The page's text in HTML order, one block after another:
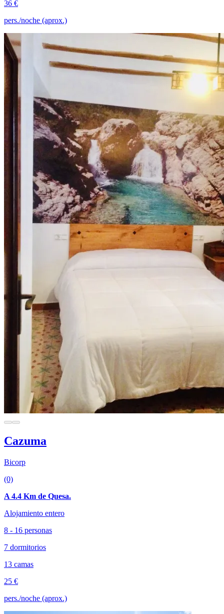
36 €
pers./noche (aprox.)
Cazuma
Bicorp
(0)
A 4.4 Km de Quesa.
Alojamiento entero
8 - 16 personas
7 dormitorios
13 camas
25 €
pers./noche (aprox.)